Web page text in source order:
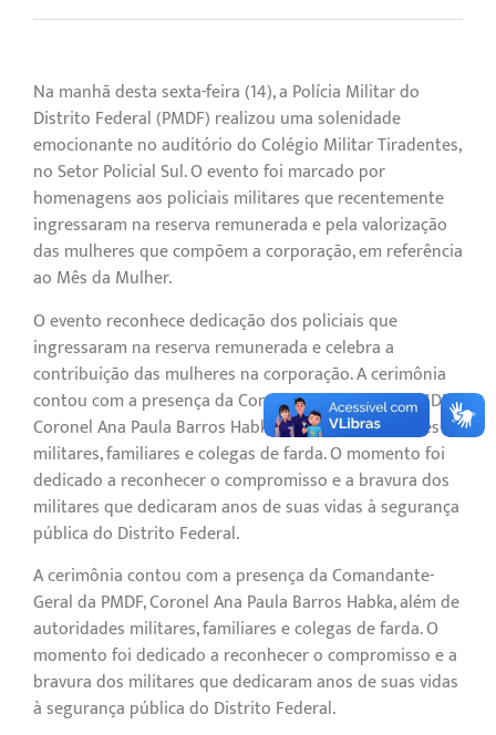
Na manhã desta sexta-feira (14), a Polícia Militar do
Distrito Federal (PMDF) realizou uma solenidade
emocionante no auditório do Colégio Militar Tiradentes,
no Setor Policial Sul. O evento foi marcado por
homenagens aos policiais militares que recentemente
ingressaram na reserva remunerada e pela valorização
das mulheres que compõem a corporação, em referência
ao Mês da Mulher.
O evento reconhece dedicação dos policiais que
ingressaram na reserva remunerada e celebra a
contribuição das mulheres na corporação. A cerimônia
contou com a presença da Comandante-Geral da PMDF,
Coronel Ana Paula Barros Habka, além de autoridades
militares, familiares e colegas de farda. O momento foi
dedicado a reconhecer o compromisso e a bravura dos
militares que dedicaram anos de suas vidas à segurança
pública do Distrito Federal.
A cerimônia contou com a presença da Comandante-
Geral da PMDF, Coronel Ana Paula Barros Habka, além de
autoridades militares, familiares e colegas de farda. O
momento foi dedicado a reconhecer o compromisso e a
bravura dos militares que dedicaram anos de suas vidas
à segurança pública do Distrito Federal.